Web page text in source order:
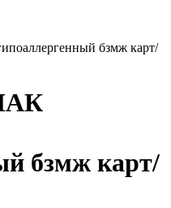
бзмж карт/
бзмж карт/